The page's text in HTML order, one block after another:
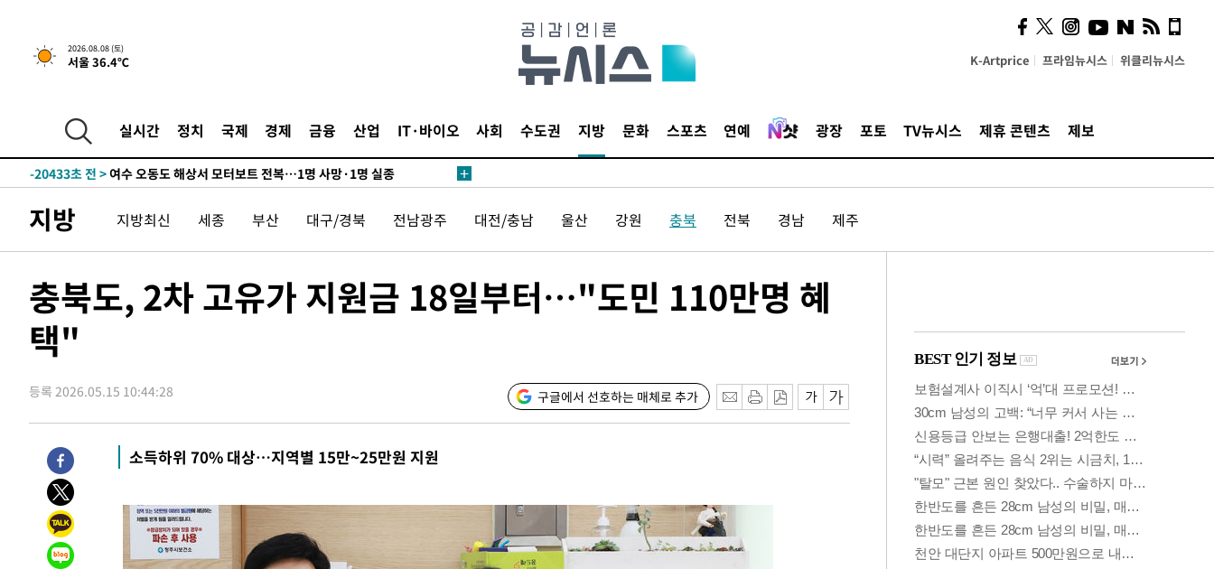
2026.08.08 (토)
서울 36.4℃ K-Artprice 프라임뉴시스 위클리뉴시스
실시간 정치 국제 경제 금융 산업 IT·바이오 사회 수도권 지방 문화 스포츠 연예 광장 포토 TV뉴시스 제휴 콘텐츠 제보
-29706초 전 >강릉에 시간당 81.4㎜ 물폭탄…도로 잠기고 담벼락 붕괴
-25813초 전 >백운산서 80년근 천종산삼 9뿌리 발견…감정가 1.3억원
-21057초 전 >
남자 농구, 나고야 아시안게임서 '홈팀' 일본과 한일전
-20433초 전 >
-16660초 전 >극한폭염 한풀 꺾이지만…'낮 최고 35도' 무더위, 열대야 계속[다음
-12195초 전 >
[속보]'압수수색·성접대 논란' 축구협회 "실망과 걱정 안겨드려 죄
-816초 전 >'최고 37도' 폭염 지속…강원동해안 최대 150㎜ 비
-29706초 전 >강릉에 시간당 81.4㎜ 물폭탄…도로 잠기고 담벼락 붕괴
-25813초 전 >
-23523초 전 >
-20433초 전 >여수 오동도 해상서 모터보트 전복…1명 사망·1명 실종
-16660초 전 >극한폭염 한풀 꺾이지만…'낮 최고 35도' 무더위, 열대야 계속[다음
주 날씨]
-13678초 전 >
축구협회 "압수수색·성접대 논란 사과…쇄신의 기회로 삼겠다"
-12195초 전 >
송"
-816초 전 >
'최고 37도' 폭염 지속…강원동해안 최대 150㎜ 비
1시간 전 >
[속보]뉴욕증시 상승 마감…S&P 0.6% 나스닥 1.3%↑
지방 지방최신 세종 부산 대구/경북 전남광주 대전/충남 울산 강원 충북 전북 경남 제주
충북도, 2차 고유가 지원금 18일부터…"도민 110만명 혜
택"
등록 2026.05.15 10:44:28 구글에서 선호하는 매체로 추가
소득하위 70% 대상…지역별 15만~25만원 지원
사이 해답 찾았죠"…알을
깨고 나온 '초자아'